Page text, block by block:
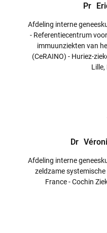
Pr
Afdeling interne
- Referentiecentrum
immuunziekten van
(CeRAINO) - Huriez-
Dr
Afdeling interne
zeldzame
France - Cochin